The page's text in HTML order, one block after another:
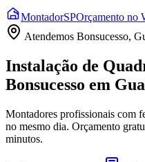
MontadorSPOrçamento no
Atendemos Bonsucesso,
Instalação de
Bonsucesso em
Montadores profissionais com
no mesmo dia. Orçamento
minutos.